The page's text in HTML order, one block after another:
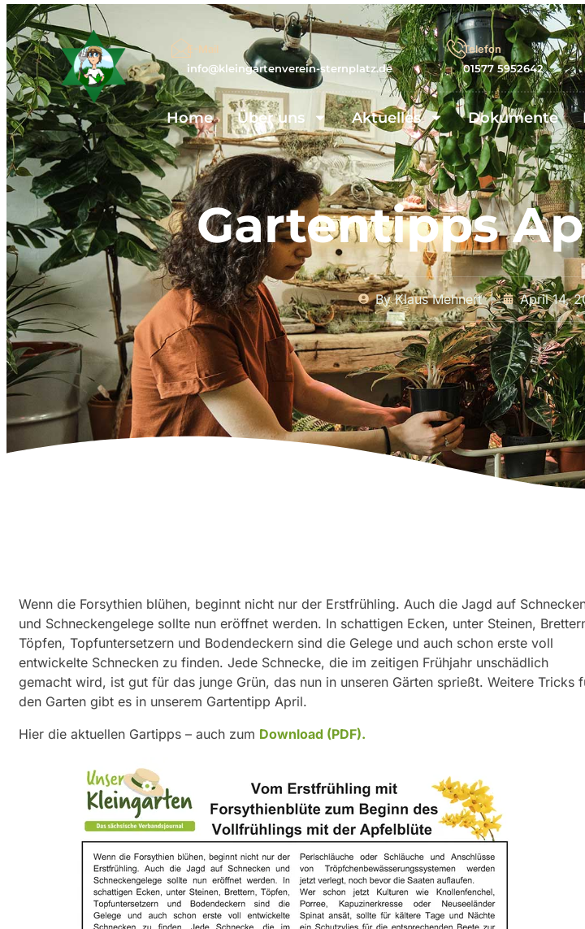
E-Mail
info@kleingartenverein-sternplatz.de
Telefon
01577 5952642
Home Über uns Aktuelles Dokumente
Gartentipps
ByKlaus Mehnert April 14,
Wenn die Forsythien blühen, beginnt nicht nur der Erstfrühling. Auch die Jagd auf
und Schneckengelege sollte nun eröffnet werden. In schattigen Ecken, unter Steinen,
Töpfen, Topfuntersetzern und Bodendeckern sind die Gelege und auch schon erste voll
entwickelte Schnecken zu finden. Jede Schnecke, die im zeitigen Frühjahr unschädlich
gemacht wird, ist gut für das junge Grün, das nun in unseren Gärten sprießt. Weitere Tricks
den Garten gibt es in unserem Gartentipp April.
Hier die aktuellen Gartipps – auch zum Download (PDF).